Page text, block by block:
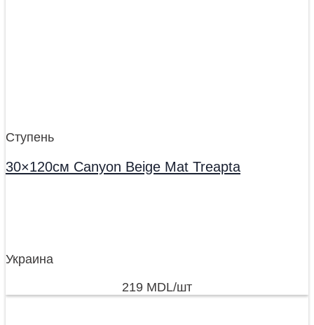
Ступень
30×120см Canyon Beige Mat Treapta
Украина
219 MDL/шт